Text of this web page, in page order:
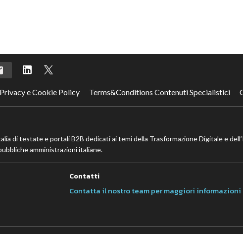
Privacy e Cookie Policy Terms&Conditions Contenuti Specialistici
di testate e portali B2B dedicati ai temi della Trasformazione Digitale e
amministrazioni italiane.
Contatti
Contatta il nostro team per maggiori informazioni